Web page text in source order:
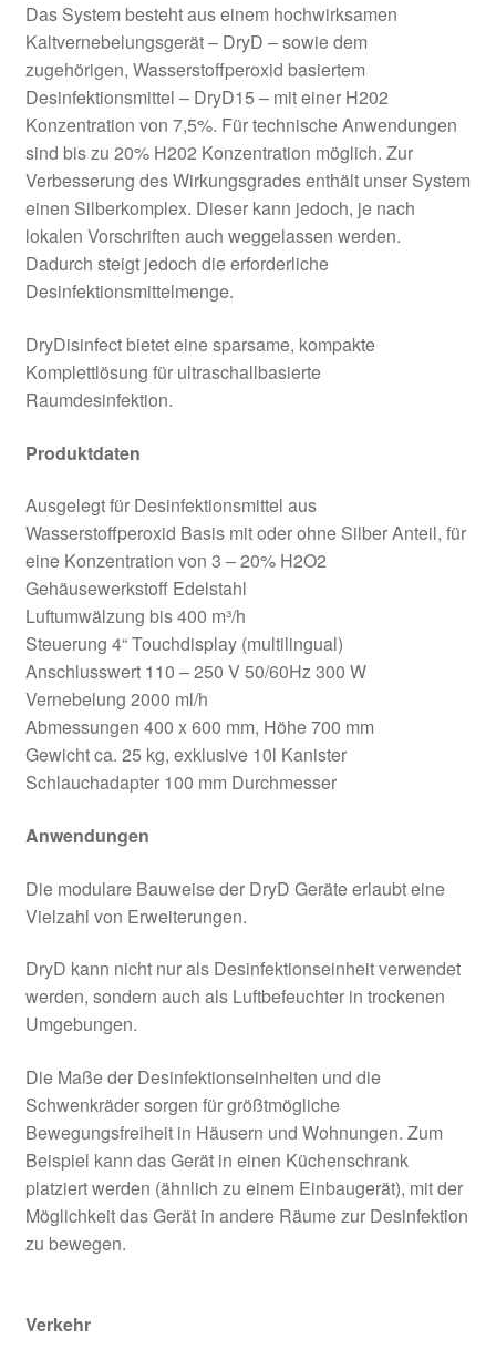
Das System besteht aus einem hochwirksamen
Kaltvernebelungsgerät – DryD – sowie dem
zugehörigen, Wasserstoffperoxid basiertem
Desinfektionsmittel – DryD15 – mit einer H202
Konzentration von 7,5%. Für technische Anwendungen
sind bis zu 20% H202 Konzentration möglich. Zur
Verbesserung des Wirkungsgrades enthält unser System
einen Silberkomplex. Dieser kann jedoch, je nach
lokalen Vorschriften auch weggelassen werden.
Dadurch steigt jedoch die erforderliche
Desinfektionsmittelmenge.
DryDisinfect bietet eine sparsame, kompakte
Komplettlösung für ultraschallbasierte
Raumdesinfektion.
Produktdaten
Ausgelegt für Desinfektionsmittel aus
Wasserstoffperoxid Basis mit oder ohne Silber Anteil, für
eine Konzentration von 3 – 20% H2O2
Gehäusewerkstoff Edelstahl
Luftumwälzung bis 400 m³/h
Steuerung 4“ Touchdisplay (multilingual)
Anschlusswert 110 – 250 V 50/60Hz 300 W
Vernebelung 2000 ml/h
Abmessungen 400 x 600 mm, Höhe 700 mm
Gewicht ca. 25 kg, exklusive 10l Kanister
Schlauchadapter 100 mm Durchmesser
Anwendungen
Die modulare Bauweise der DryD Geräte erlaubt eine
Vielzahl von Erweiterungen.
DryD kann nicht nur als Desinfektionseinheit verwendet
werden, sondern auch als Luftbefeuchter in trockenen
Umgebungen.
Die Maße der Desinfektionseinheiten und die
Schwenkräder sorgen für größtmögliche
Bewegungsfreiheit in Häusern und Wohnungen. Zum
Beispiel kann das Gerät in einen Küchenschrank
platziert werden (ähnlich zu einem Einbaugerät), mit der
Möglichkeit das Gerät in andere Räume zur Desinfektion
zu bewegen.
Verkehr